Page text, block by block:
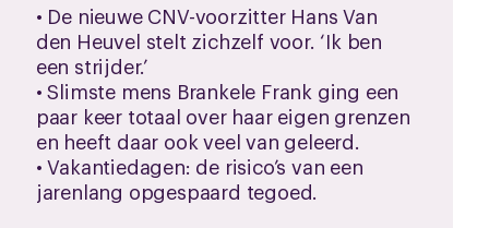
• De nieuwe CNV-voorzitter Hans Van
den Heuvel stelt zichzelf voor. ‘Ik ben
een strijder.’
• Slimste mens Brankele Frank ging een
paar keer totaal over haar eigen grenzen
en heeft daar ook veel van geleerd.
• Vakantiedagen: de risico’s van een
jarenlang opgespaard tegoed.